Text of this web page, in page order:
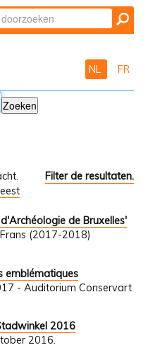
NL FR
Filter de resultaten.
de Bruxelles'
(2017-2018)
emblématiques
- Auditorium Conservart
2016
2016.